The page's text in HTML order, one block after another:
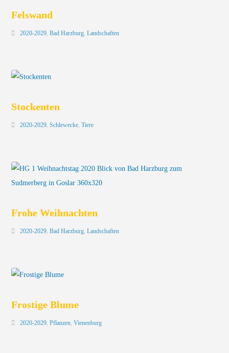
Felswand
2020-2029,Bad Harzburg,Landschaften
Stockenten
2020-2029,Schlewecke,Tiere
Frohe Weihnachten
2020-2029,Bad Harzburg,Landschaften
Frostige Blume
2020-2029,Pflanzen,Vienenburg